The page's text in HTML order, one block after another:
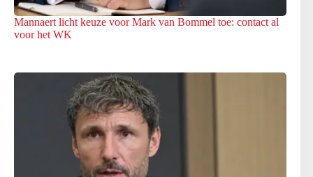
Mannaert licht keuze voor Mark van Bommel toe: contact al
voor het WK